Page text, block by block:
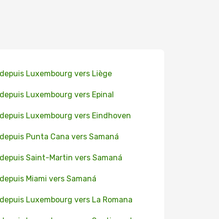
Luxembourg vers Liège
Luxembourg vers Epinal
Luxembourg vers Eindhoven
Punta Cana vers Samaná
Saint-Martin vers Samaná
Miami vers Samaná
Luxembourg vers La Romana